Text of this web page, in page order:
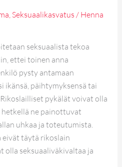
Seksuaalikasvatus / Henna
seksuaalista tekoa
ettei toinen anna
pysty antamaan
ikänsä, päihtymyksensä tai
pykälät voivat olla
ne painottuvat
uhkaa ja toteutumista.
täytä rikoslain
olla seksuaaliväkivaltaa ja